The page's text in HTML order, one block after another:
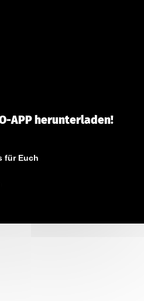
APP herunterladen!
für Euch